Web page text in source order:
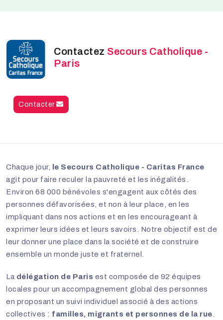
Contactez Secours Catholique -
Paris
Contacter
Chaque jour, le Secours Catholique - Caritas France
agit pour faire reculer la pauvreté et les inégalités.
Environ 68 000 bénévoles s'engagent aux côtés des
personnes défavorisées, et non à leur place, en les
impliquant dans nos actions et en les encourageant à
exprimer leurs idées et leurs savoirs. Notre objectif est de
leur donner une place dans la société et de construire
ensemble un monde juste et fraternel.
La délégation de Paris est composée de 92 équipes
locales pour un accompagnement global des personnes
en proposant un suivi individuel associé à des actions
collectives : familles, migrants et personnes de la rue.